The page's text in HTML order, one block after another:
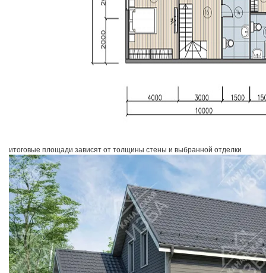
итоговые площади зависят от толщины стены и выбранной отделки